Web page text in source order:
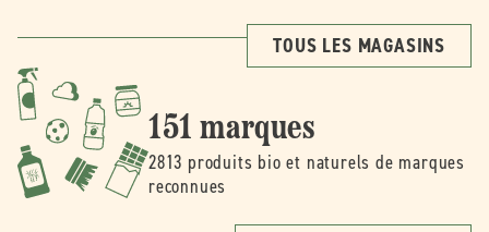
TOUS LES MAGASINS
151 marques
2813 produits bio et naturels de marques
reconnues